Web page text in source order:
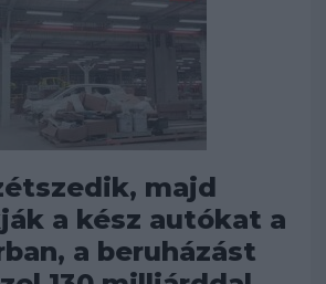
majd
a kész autókat a
a beruházást